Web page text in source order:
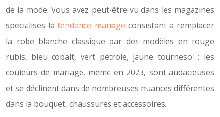
de la mode. Vous avez peut-être vu dans les magazines
spécialisés latendance mariage consistant à remplacer
la robe blanche classique par des modèles en rouge
rubis, bleu cobalt, vert pétrole, jaune tournesol : les
couleurs de mariage, même en 2023, sont audacieuses
et se déclinent dans de nombreuses nuances différentes
dans la bouquet, chaussures et accessoires.